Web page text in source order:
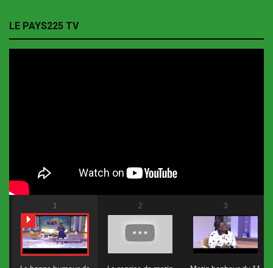
LE PAYS225 TV
1 2 3